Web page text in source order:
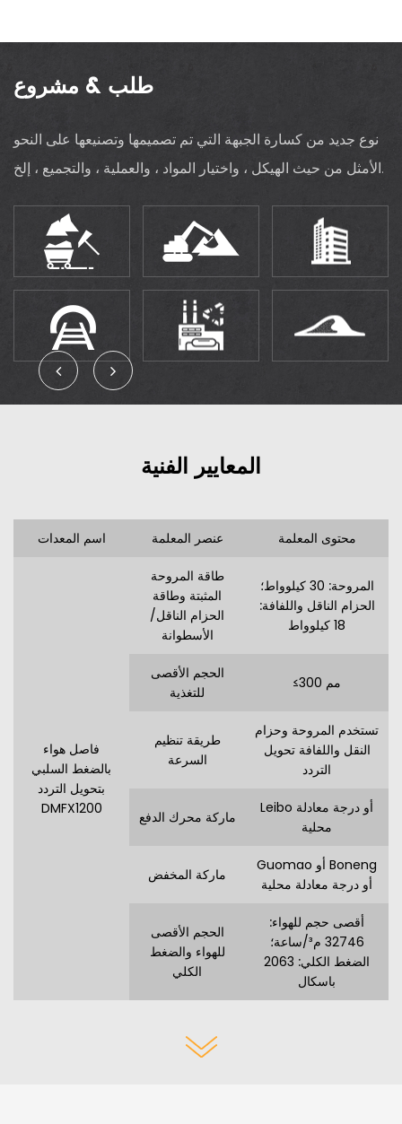
طلب & مشروع
نوع جديد من كسارة الجبهة التي تم تصميمها وتصنيعها على النحو
الأمثل من حيث الهيكل ، واختيار المواد ، والعملية ، والتجميع ، إلخ.
المعايير الفنية
اسم المعدات عنصر المعلمة محتوى المعلمة
فاصل هواء
بالضغط السلبي
بتحويل التردد
DMFX1200
طاقة المروحة
المثبتة وطاقة
الحزام الناقل/
الأسطوانة
المروحة: 30 كيلوواط؛
الحزام الناقل واللفافة:
18 كيلوواط
الحجم الأقصى
للتغذية
≤300 مم
طريقة تنظيم
السرعة
تستخدم المروحة وحزام
النقل واللفافة تحويل
التردد
ماركة محرك الدفع
Leibo أو درجة معادلة
محلية
ماركة المخفض
Guomao أو Boneng
أو درجة معادلة محلية
الحجم الأقصى
للهواء والضغط
الكلي
أقصى حجم للهواء:
32746 م³/ساعة؛
الضغط الكلي: 2063
باسكال